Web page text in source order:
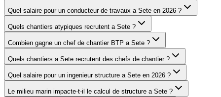
Quel salaire pour un conducteur de travaux a Sete en 2026 ?
Quels chantiers atypiques recrutent a Sete ?
Combien gagne un chef de chantier BTP a Sete ?
Quels chantiers a Sete recrutent des chefs de chantier ?
Quel salaire pour un ingenieur structure a Sete en 2026 ?
Le milieu marin impacte-t-il le calcul de structure a Sete ?